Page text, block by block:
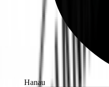
Hanau